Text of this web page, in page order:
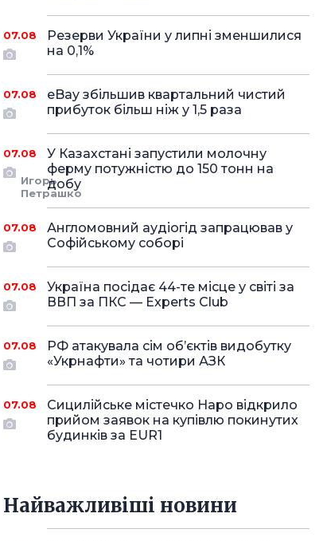
Игорь
Петрашко
07.08
Резерви України у липні зменшилися
на 0,1%
07.08
eBay збільшив квартальний чистий
прибуток більш ніж у 1,5 раза
07.08
У Казахстані запустили молочну
ферму потужністю до 150 тонн на
добу
07.08
Англомовний аудіогід запрацював у
Софійському соборі
07.08
Україна посідає 44-те місце у світі за
ВВП за ПКС — Experts Club
07.08
РФ атакувала сім об’єктів видобутку
«Укрнафти» та чотири АЗК
07.08
Сицилійське містечко Наро відкрило
прийом заявок на купівлю покинутих
будинків за EUR1
Найважливіші новини